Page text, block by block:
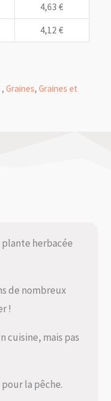
4,63€
4,12€
, Graines, Graines et
plante herbacée
de nombreux
!
cuisine, mais pas
la pêche.